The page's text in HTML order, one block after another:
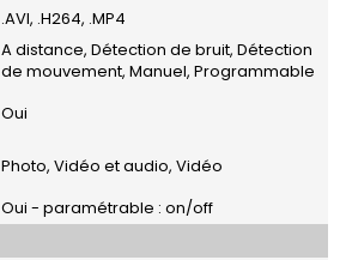
.AVI, .H264, .MP4
A distance, Détection de bruit, Détection
de mouvement, Manuel, Programmable
Oui
Photo, Vidéo et audio, Vidéo
Oui - paramétrable : on/off